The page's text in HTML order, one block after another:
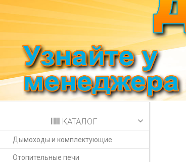
КАТАЛОГ
Дымоходы и комплектующие
Отопительные печи